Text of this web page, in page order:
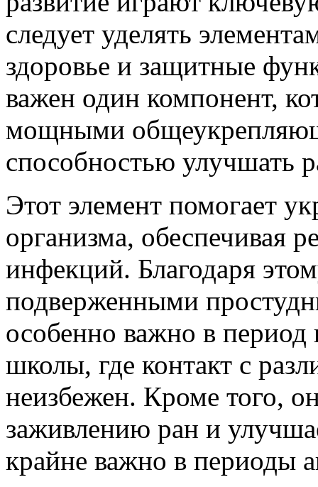
следует уделять
здоровье и защитные
важен один компонент,
мощными
способностью улучшать
Этот элемент помогает
организма, обеспечивая
инфекций. Благодаря
подверженными
особенно важно в период
школы, где контакт с
неизбежен. Кроме того,
заживлению ран и
крайне важно в периоды